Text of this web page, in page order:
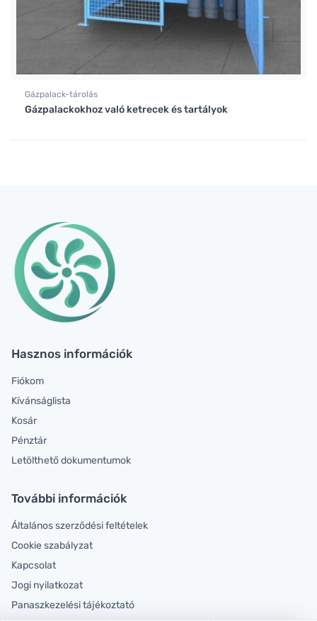
Gázpalack-tárolás
Gázpalackokhoz való ketrecek és tartályok
Hasznos információk
Fiókom
Kívánságlista
Kosár
Pénztár
Letölthető dokumentumok
További információk
Általános szerződési feltételek
Cookie szabályzat
Kapcsolat
Jogi nyilatkozat
Panaszkezelési tájékoztató